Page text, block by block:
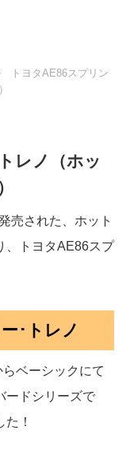
トヨタAE86スプリン
レノ（ホッ
売された、ホット
、トヨタAE86スプ
･トレノ
ベーシックにて
ードシリーズで
！